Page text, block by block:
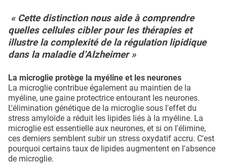
« Cette distinction nous aide à comprendre
quelles cellules cibler pour les thérapies et
illustre la complexité de la régulation lipidique
dans la maladie d’Alzheimer »
La microglie protège la myéline et les neurones
La microglie contribue également au maintien de la
myéline, une gaine protectrice entourant les neurones.
L'élimination génétique de la microglie sous l'effet du
stress amyloïde a réduit les lipides liés à la myéline. La
microglie est essentielle aux neurones, et si on l'élimine,
ces derniers semblent subir un stress oxydatif accru. C'est
pourquoi certains taux de lipides augmentent en l'absence
de microglie.